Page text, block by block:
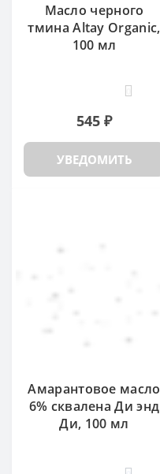
Масло черного
тмина Altay Organic,
100 мл
545 ₽
УВЕДОМИТЬ
Амарантовое масло
6% сквалена Ди энд
Ди, 100 мл